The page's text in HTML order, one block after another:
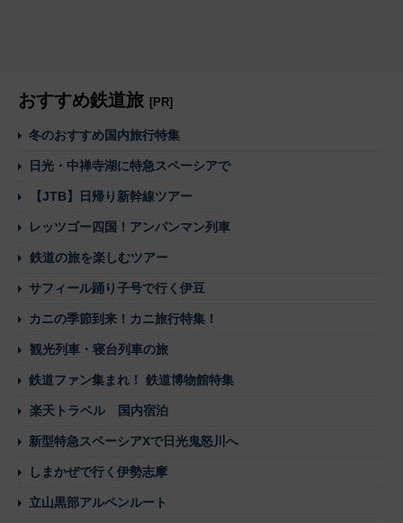
おすすめ鉄道旅 [PR]
冬のおすすめ国内旅行特集
日光・中禅寺湖に特急スペーシアで
【JTB】日帰り新幹線ツアー
レッツゴー四国！アンパンマン列車
鉄道の旅を楽しむツアー
サフィール踊り子号で行く伊豆
カニの季節到来！カニ旅行特集！
観光列車・寝台列車の旅
鉄道ファン集まれ！ 鉄道博物館特集
楽天トラベル 国内宿泊
新型特急スペーシアXで日光鬼怒川へ
しまかぜで行く伊勢志摩
立山黒部アルペンルート